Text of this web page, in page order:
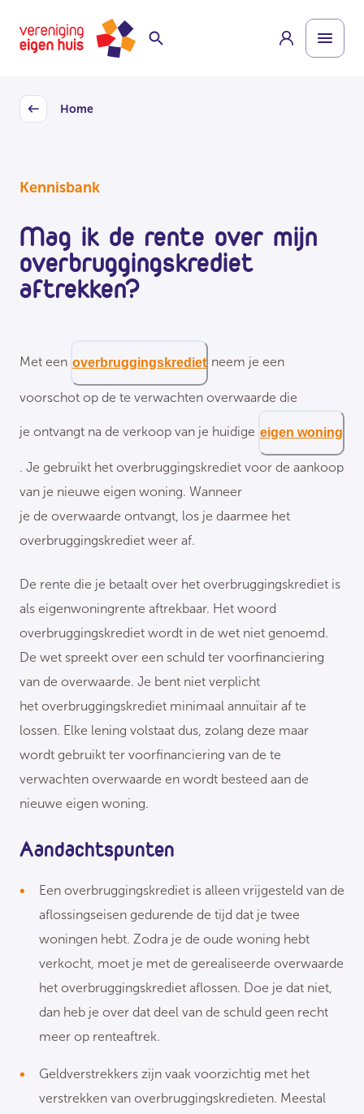
naar
hoofdinhoud
Homepage
Back
Home
Kennisbank
Mag ik de rente over mijn
overbruggingskrediet
aftrekken?
Met een overbruggingskrediet neem je een
voorschot op de te verwachten overwaarde die
je ontvangt na de verkoop van je huidige eigen woning
. Je gebruikt het overbruggingskrediet voor de aankoop
van je nieuwe eigen woning. Wanneer
je de overwaarde ontvangt, los je daarmee het
overbruggingskrediet weer af.
De rente die je betaalt over het overbruggingskrediet is
als eigenwoningrente aftrekbaar. Het woord
overbruggingskrediet wordt in de wet niet genoemd.
De wet spreekt over een schuld ter voorfinanciering
van de overwaarde. Je bent niet verplicht
het overbruggingskrediet minimaal annuïtair af te
lossen. Elke lening volstaat dus, zolang deze maar
wordt gebruikt ter voorfinanciering van de te
verwachten overwaarde en wordt besteed aan de
nieuwe eigen woning.
Aandachtspunten
Een overbruggingskrediet is alleen vrijgesteld van de
aflossingseisen gedurende de tijd dat je twee
woningen hebt. Zodra je de oude woning hebt
verkocht, moet je met de gerealiseerde overwaarde
het overbruggingskrediet aflossen. Doe je dat niet,
dan heb je over dat deel van de schuld geen recht
meer op renteaftrek.
Geldverstrekkers zijn vaak voorzichtig met het
verstrekken van overbruggingskredieten. Meestal